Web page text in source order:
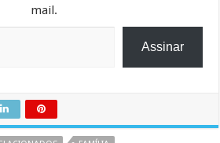
mail.
Assinar